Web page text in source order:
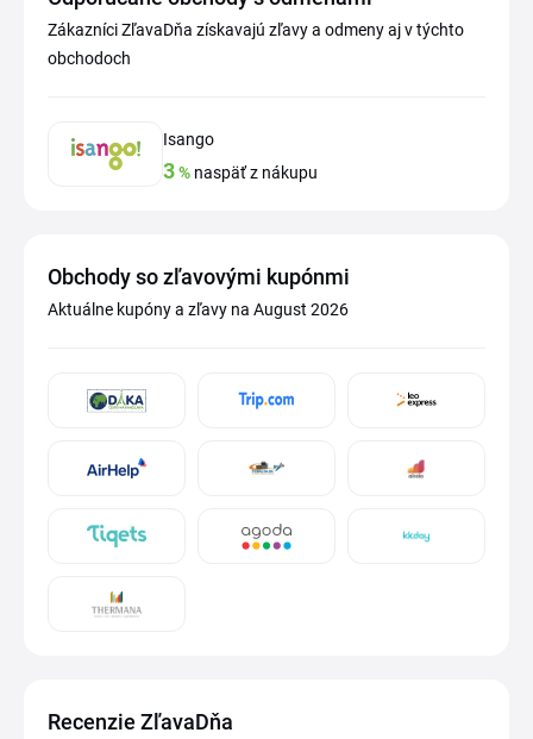
Zákazníci ZľavaDňa získavajú zľavy a odmeny aj v týchto
obchodoch
Isango
3% naspäť z nákupu
Obchody so zľavovými kupónmi
Aktuálne kupóny a zľavy na August 2026
Recenzie ZľavaDňa